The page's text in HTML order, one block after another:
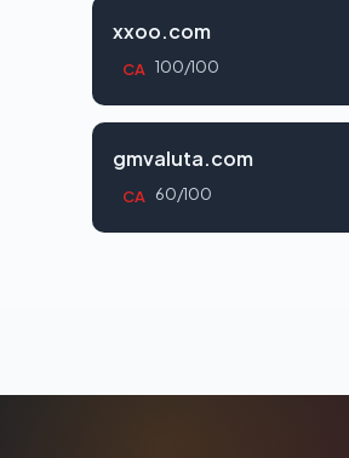
xxoo.com
CA 100/100
gmvaluta.com
CA 60/100